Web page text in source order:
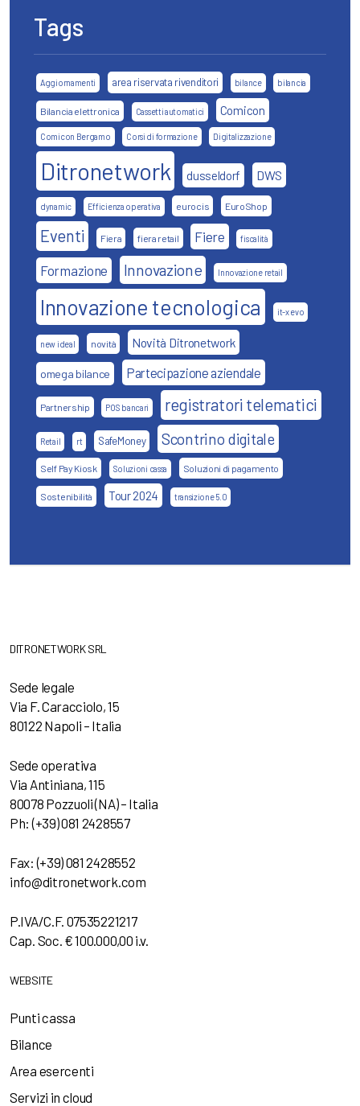
Tags
Aggiornamenti area riservata rivenditori bilance bilancia
Bilancia elettronica Cassetti automatici Comicon
Comicon Bergamo Corsi di formazione Digitalizzazione
Ditronetwork dusseldorf DWS
dynamic Efficienza operativa eurocis EuroShop
Eventi Fiera fiera retail Fiere fiscalità
Formazione Innovazione Innovazione retail
Innovazione tecnologica it-x evo
new ideal novità Novità Ditronetwork
omega bilance Partecipazione aziendale
Partnership POS bancari registratori telematici
Retail rt SafeMoney Scontrino digitale
Self Pay Kiosk Soluzioni cassa Soluzioni di pagamento
Sostenibilità Tour 2024 transizione 5.0
DITRONETWORK SRL
Sede legale
Via F. Caracciolo, 15
80122 Napoli – Italia
Sede operativa
Via Antiniana, 115
80078 Pozzuoli (NA) – Italia
Ph: (+39) 081 2428557
Fax: (+39) 081 2428552
info@ditronetwork.com
P.IVA/C.F. 07535221217
Cap. Soc. € 100.000,00 i.v.
WEBSITE
Punti cassa
Bilance
Area esercenti
Servizi in cloud